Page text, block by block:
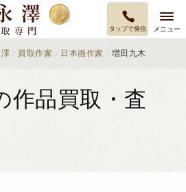
タップで発信 メニュー
買取作家 日本画作家 増田九木
作品買取・査